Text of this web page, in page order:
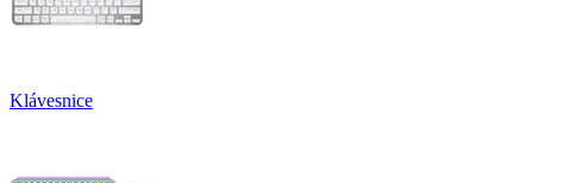
Klávesnice